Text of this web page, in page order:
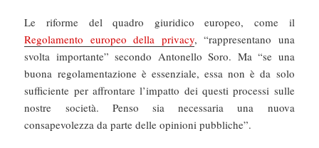
Le riforme del quadro giuridico europeo, come il
Regolamento europeo della privacy, “rappresentano una
svolta importante” secondo Antonello Soro. Ma “se una
buona regolamentazione è essenziale, essa non è da solo
sufficiente per affrontare l’impatto dei questi processi sulle
nostre società. Penso sia necessaria una nuova
consapevolezza da parte delle opinioni pubbliche”.